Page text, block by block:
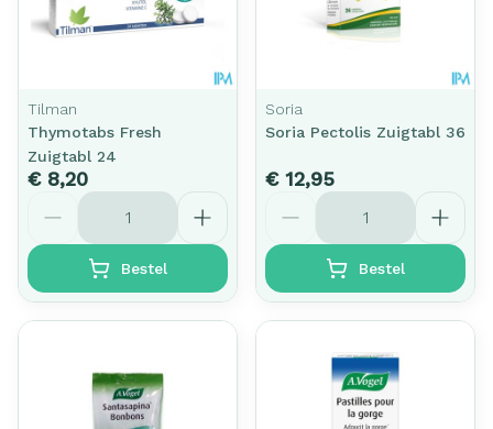
Tilman
Thymotabs Fresh
Zuigtabl 24
€ 8,20
Aantal
Bestel
Soria
Soria Pectolis Zuigtabl 36
€ 12,95
Aantal
Bestel